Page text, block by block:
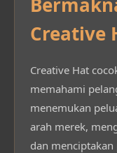
Creative
Creative Hat
memahami
menemukan
arah merek,
dan